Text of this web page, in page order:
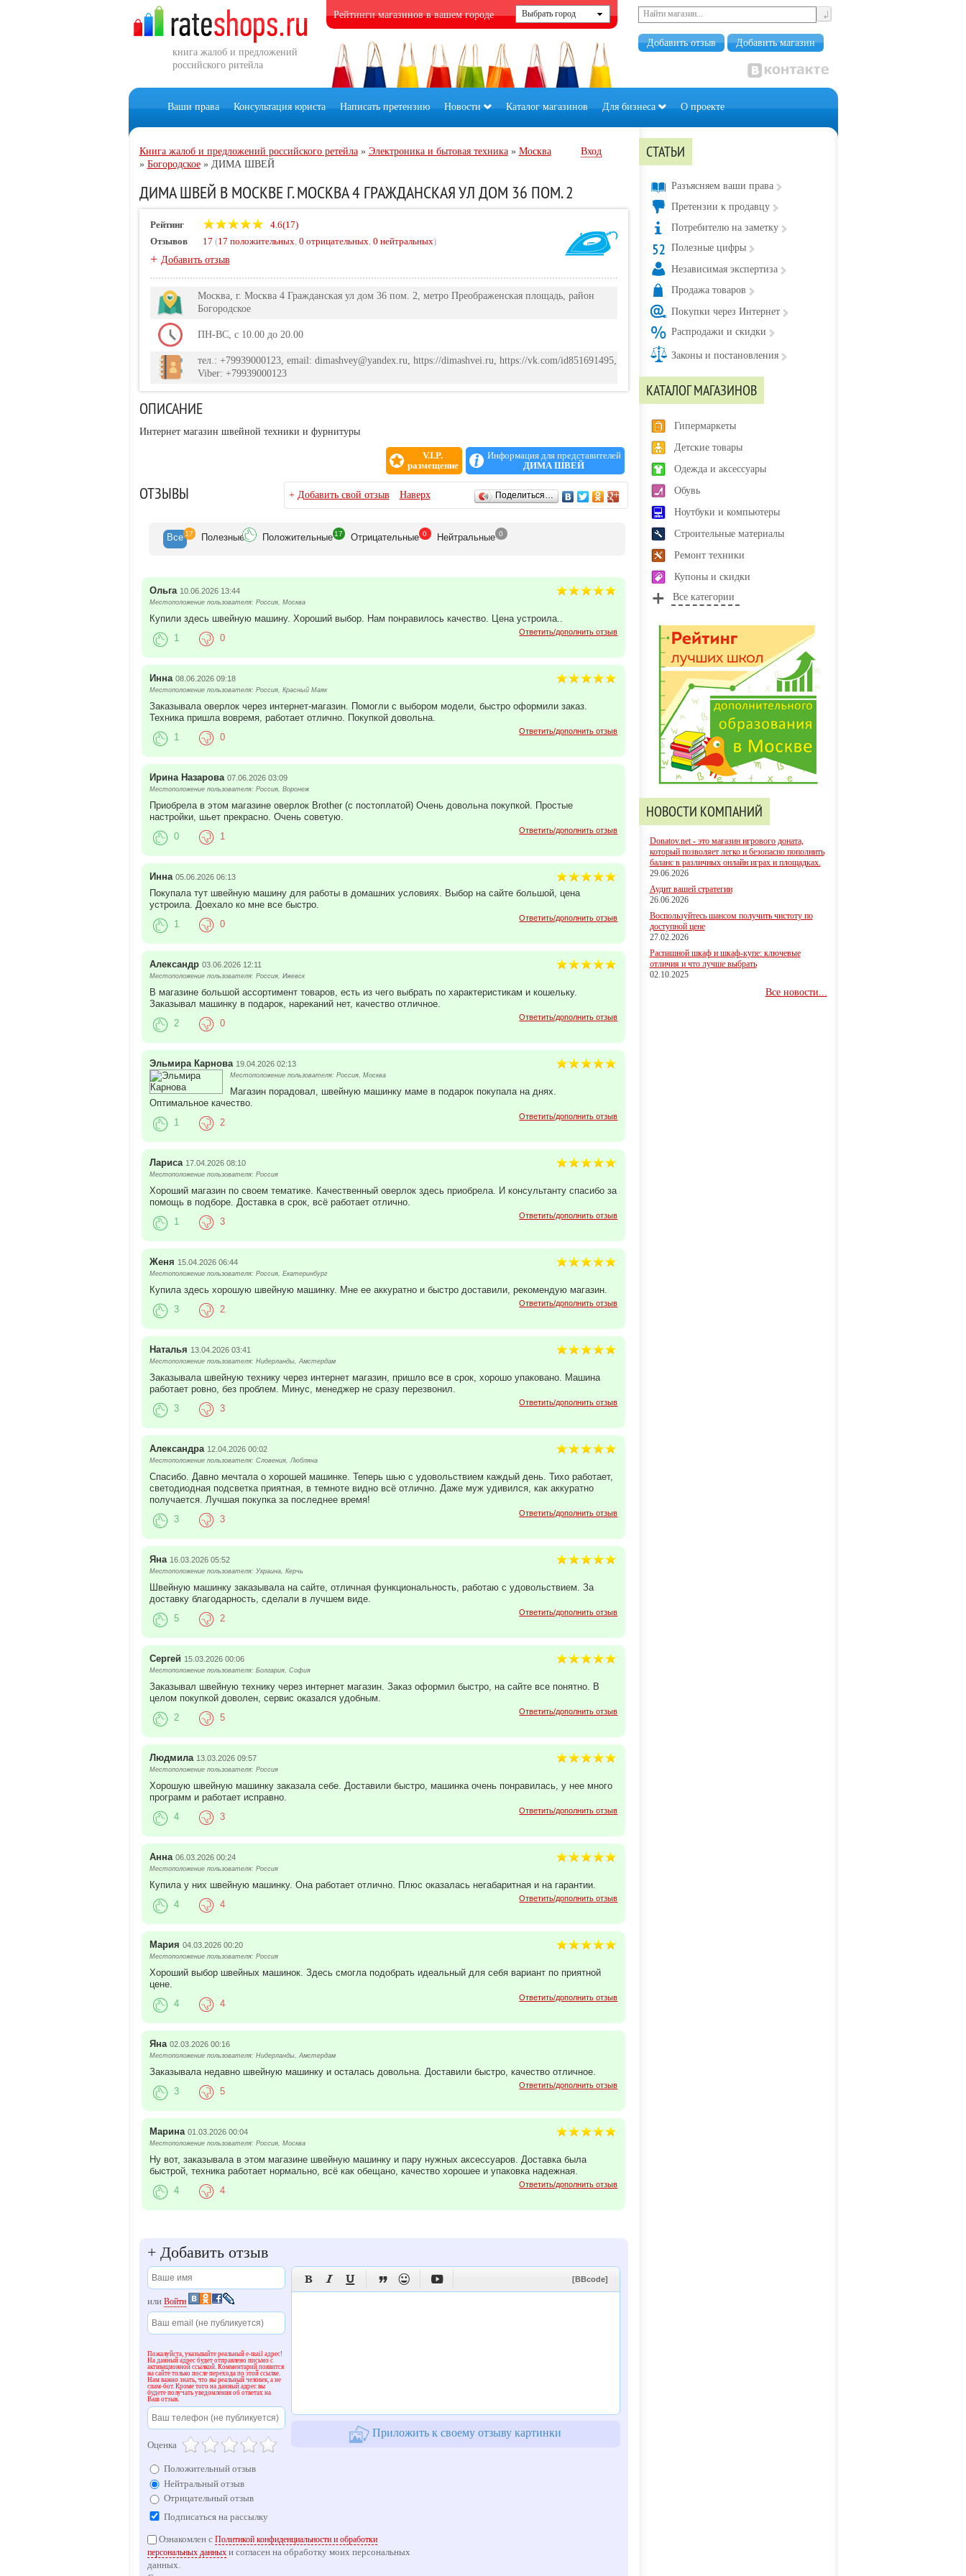
книга жалоб и предложений
российского ритейла
Рейтинги магазинов в вашем городе
Добавить отзыв Добавить магазин
Ваши права Консультация юриста Написать претензию Новости Каталог магазинов Для бизнеса О проекте
Книга жалоб и предложений российского ретейла» Электроника и бытовая техника» Москва
» Богородское» ДИМА ШВЕЙ
Вход
ДИМА ШВЕЙ В МОСКВЕ Г. МОСКВА 4 ГРАЖДАНСКАЯ УЛ ДОМ 36 ПОМ. 2
Рейтинг
4.6(17)
Отзывов
17 (17 положительных, 0 отрицательных, 0 нейтральных)
+ Добавить отзыв
Москва, г. Москва 4 Гражданская ул дом 36 пом. 2, метро Преображенская площадь, район
Богородское
ПН-ВС, с 10.00 до 20.00
тел.: +79939000123, email: dimashvey@yandex.ru, https://dimashvei.ru, https://vk.com/id851691495,
Viber: +79939000123
ОПИСАНИЕ
Интернет магазин швейной техники и фурнитуры
V.I.P.
размещение
Информация для представителей
ДИМА ШВЕЙ
ОТЗЫВЫ + Добавить свой отзыв Наверх Поделиться…
Все 17 Полезные Положительные 17 Отрицательные 0 Нейтральные 0
Ольга 10.06.2026 13:44
Местоположение пользователя: Россия, Москва
Купили здесь швейную машину. Хороший выбор. Нам понравилось качество. Цена устроила..
Ответить/дополнить отзыв
1 0
Инна 08.06.2026 09:18
Местоположение пользователя: Россия, Красный Маяк
Заказывала оверлок через интернет-магазин. Помогли с выбором модели, быстро оформили заказ.
Техника пришла вовремя, работает отлично. Покупкой довольна.
Ответить/дополнить отзыв
1 0
Ирина Назарова 07.06.2026 03:09
Местоположение пользователя: Россия, Воронеж
Приобрела в этом магазине оверлок Brother (с постоплатой) Очень довольна покупкой. Простые
настройки, шьет прекрасно. Очень советую.
Ответить/дополнить отзыв
0 1
Инна 05.06.2026 06:13
Покупала тут швейную машину для работы в домашних условиях. Выбор на сайте большой, цена
устроила. Доехало ко мне все быстро.
Ответить/дополнить отзыв
1 0
Александр 03.06.2026 12:11
Местоположение пользователя: Россия, Ижевск
В магазине большой ассортимент товаров, есть из чего выбрать по характеристикам и кошельку.
Заказывал машинку в подарок, нареканий нет, качество отличное.
Ответить/дополнить отзыв
2 0
Эльмира Карнова 19.04.2026 02:13
Местоположение пользователя: Россия, Москва
Магазин порадовал, швейную машинку маме в подарок покупала на днях.
Оптимальное качество.
Ответить/дополнить отзыв
1 2
Лариса 17.04.2026 08:10
Местоположение пользователя: Россия
Хороший магазин по своем тематике. Качественный оверлок здесь приобрела. И консультанту спасибо за
помощь в подборе. Доставка в срок, всё работает отлично.
Ответить/дополнить отзыв
1 3
Женя 15.04.2026 06:44
Местоположение пользователя: Россия, Екатеринбург
Купила здесь хорошую швейную машинку. Мне ее аккуратно и быстро доставили, рекомендую магазин.
Ответить/дополнить отзыв
3 2
Наталья 13.04.2026 03:41
Местоположение пользователя: Нидерланды, Амстердам
Заказывала швейную технику через интернет магазин, пришло все в срок, хорошо упаковано. Машина
работает ровно, без проблем. Минус, менеджер не сразу перезвонил.
Ответить/дополнить отзыв
3 3
Александра 12.04.2026 00:02
Местоположение пользователя: Словения, Любляна
Спасибо. Давно мечтала о хорошей машинке. Теперь шью с удовольствием каждый день. Тихо работает,
светодиодная подсветка приятная, в темноте видно всё отлично. Даже муж удивился, как аккуратно
получается. Лучшая покупка за последнее время!
Ответить/дополнить отзыв
3 3
Яна 16.03.2026 05:52
Местоположение пользователя: Украина, Керчь
Швейную машинку заказывала на сайте, отличная функциональность, работаю с удовольствием. За
доставку благодарность, сделали в лучшем виде.
Ответить/дополнить отзыв
5 2
Сергей 15.03.2026 00:06
Местоположение пользователя: Болгария, София
Заказывал швейную технику через интернет магазин. Заказ оформил быстро, на сайте все понятно. В
целом покупкой доволен, сервис оказался удобным.
Ответить/дополнить отзыв
2 5
Людмила 13.03.2026 09:57
Местоположение пользователя: Россия
Хорошую швейную машинку заказала себе. Доставили быстро, машинка очень понравилась, у нее много
программ и работает исправно.
Ответить/дополнить отзыв
4 3
Анна 06.03.2026 00:24
Местоположение пользователя: Россия
Купила у них швейную машинку. Она работает отлично. Плюс оказалась негабаритная и на гарантии.
Ответить/дополнить отзыв
4 4
Мария 04.03.2026 00:20
Местоположение пользователя: Россия
Хороший выбор швейных машинок. Здесь смогла подобрать идеальный для себя вариант по приятной
цене.
Ответить/дополнить отзыв
4 4
Яна 02.03.2026 00:16
Местоположение пользователя: Нидерланды, Амстердам
Заказывала недавно швейную машинку и осталась довольна. Доставили быстро, качество отличное.
Ответить/дополнить отзыв
3 5
Марина 01.03.2026 00:04
Местоположение пользователя: Россия, Москва
Ну вот, заказывала в этом магазине швейную машинку и пару нужных аксессуаров. Доставка была
быстрой, техника работает нормально, всё как обещано, качество хорошее и упаковка надежная.
Ответить/дополнить отзыв
4 4
+Добавить отзыв
или Войти
Пожалуйста, указывайте реальный e-mail адрес!
На данный адрес будет отправлено письмо с
активационной ссылкой. Комментарий появится
на сайте только после перехода по этой ссылке.
Нам важно знать, что вы реальный человек, а не
спам-бот. Кроме того на данный адрес вы
будете получать уведомления об ответах на
Ваш отзыв.
Оценка
Положительный отзыв
Нейтральный отзыв
Отрицательный отзыв
Подписаться на рассылку
      [BBcode]
Приложить к своему отзыву картинки
Ознакомлен с Политикой конфиденциальности и обработки
персональных данныхи согласен на обработку моих персональных
данных.
СТАТЬИ
Разъясняем ваши права
Претензии к продавцу
Потребителю на заметку
Полезные цифры
Независимая экспертиза
Продажа товаров
Покупки через Интернет
Распродажи и скидки
Законы и постановления
КАТАЛОГ МАГАЗИНОВ
Гипермаркеты
Детские товары
Одежда и аксессуары
Обувь
Ноутбуки и компьютеры
Строительные материалы
Ремонт техники
Купоны и скидки
Все категории
НОВОСТИ КОМПАНИЙ
Donatov.net - это магазин игрового доната,
который позволяет легко и безопасно пополнить
баланс в различных онлайн играх и площадках.
29.06.2026
Аудит вашей стратегии
26.06.2026
Воспользуйтесь шансом получить чистоту по
доступной цене
27.02.2026
Распашной шкаф и шкаф-купе: ключевые
отличия и что лучше выбрать
02.10.2025
Все новости...